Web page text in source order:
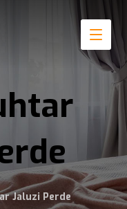
Jaluzi Perde